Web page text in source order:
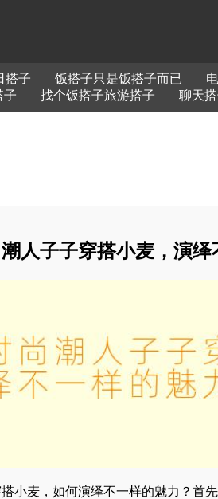
搭子 饭搭子只是饭搭子而已
子 找个饭搭子旅游搭子 聊天
人子子穿搭小麦，演绎
小麦，如何演绎不一样的魅力？首